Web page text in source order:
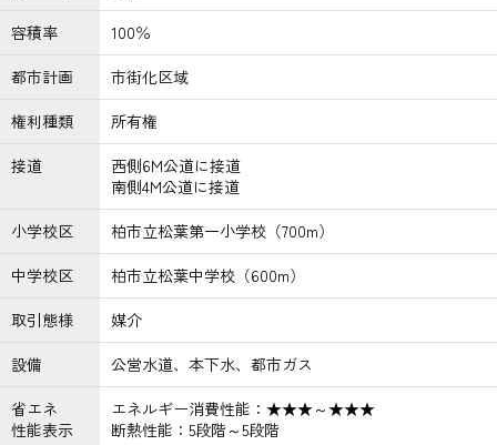
容積率
100％
都市計画
市街化区域
権利種類
所有権
接道
西側6M公道に接道
南側4M公道に接道
小学校区
柏市立松葉第一小学校（700m）
中学校区
柏市立松葉中学校（600m）
取引態様
媒介
設備
公営水道、本下水、都市ガス
省エネ
性能表示
エネルギー消費性能：★★★～★★★
断熱性能：5段階～5段階